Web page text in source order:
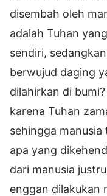
disembah oleh
adalah Tuhan
sendiri,
berwujud daging
dilahirkan di
karena Tuhan
sehingga manusia
apa yang
dari manusia
enggan dilakukan